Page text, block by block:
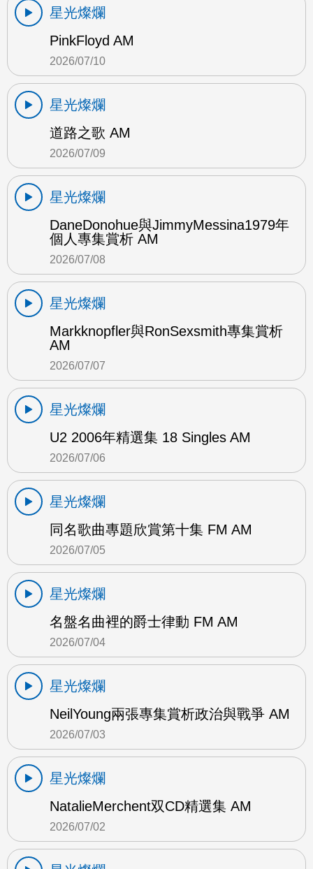
星光燦爛
PinkFloyd AM
2026/07/10
星光燦爛
道路之歌 AM
2026/07/09
星光燦爛
DaneDonohue與JimmyMessina1979年
個人專集賞析 AM
2026/07/08
星光燦爛
Markknopfler與RonSexsmith專集賞析
AM
2026/07/07
星光燦爛
U2 2006年精選集 18 Singles AM
2026/07/06
星光燦爛
同名歌曲專題欣賞第十集 FM AM
2026/07/05
星光燦爛
名盤名曲裡的爵士律動 FM AM
2026/07/04
星光燦爛
NeilYoung兩張專集賞析政治與戰爭 AM
2026/07/03
星光燦爛
NatalieMerchent双CD精選集 AM
2026/07/02